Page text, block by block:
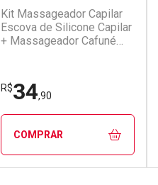
Kit Massageador Capilar
Escova de Silicone Capilar
+ Massageador Cafuné
R$34,90
COMPRAR